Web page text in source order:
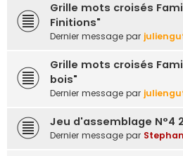
Grille mots croisés
Finitions"
Dernier message par
Grille mots croisés
bois"
Dernier message par
Jeu d'assemblage N°4
Dernier message par